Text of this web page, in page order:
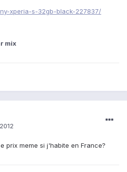
xperia-s-32gb-black-227837/
mix
prix meme si j'habite en France?